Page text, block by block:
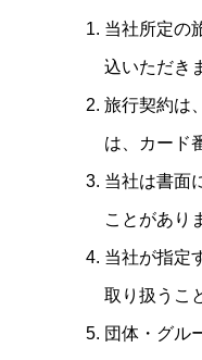
当社所定の
込いただき
旅行契約は
は、カード
当社は書面
ことがあり
当社が指定
取り扱うこ
団体・グル